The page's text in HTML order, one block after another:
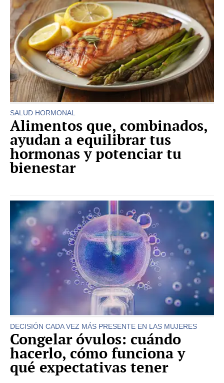
SALUD HORMONAL
Alimentos que, combinados,
ayudan a equilibrar tus
hormonas y potenciar tu
bienestar
DECISIÓN CADA VEZ MÁS PRESENTE EN LAS MUJERES
Congelar óvulos: cuándo
hacerlo, cómo funciona y
qué expectativas tener